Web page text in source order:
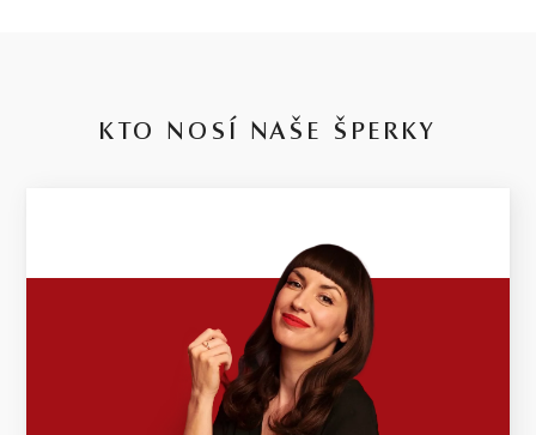
0.99 g
VÁHA
úpravám – viac sa dozviete nawww.gemologia.sk
KTO NOSÍ NAŠE ŠPERKY